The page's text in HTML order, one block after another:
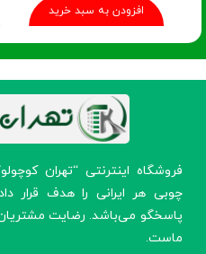
افزودن به سبد خرید
​فروشگاه اینترنتی “تهران
چوبی هر ایرانی را هدف قرار
پاسخگو می‌باشد. رضایت
ماست.